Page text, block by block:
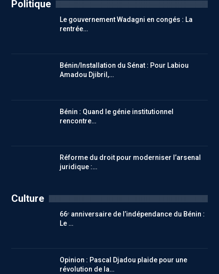
Politique
Le gouvernement Wadagni en congés : La
rentrée…
Bénin/Installation du Sénat : Pour Labiou
Amadou Djibril,…
Bénin : Quand le génie institutionnel
rencontre…
Réforme du droit pour moderniser l’arsenal
juridique :…
Culture
66ᵉ anniversaire de l’indépendance du Bénin :
Le …
Opinion : Pascal Djadou plaide pour une
révolution de la…